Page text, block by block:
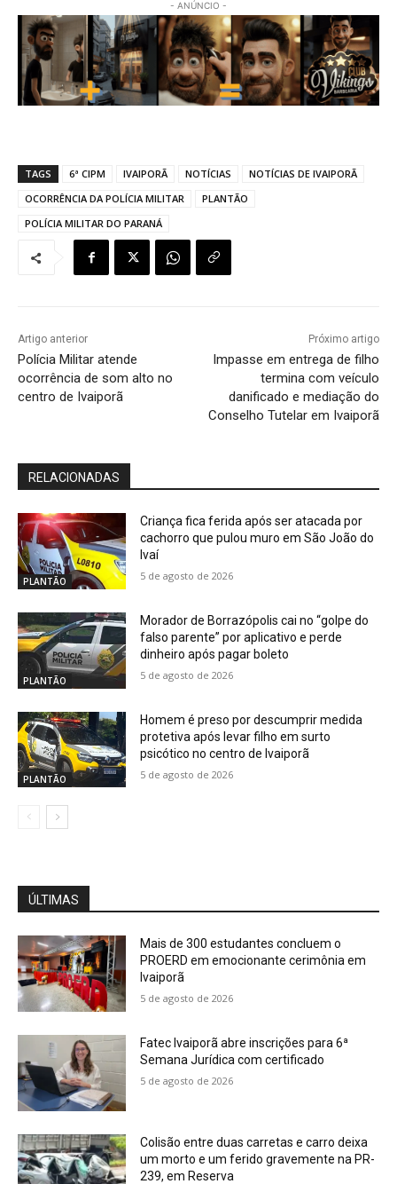
- ANÚNCIO -
TAGS 6ª CIPM IVAIPORÃ NOTÍCIAS
NOTÍCIAS DE IVAIPORÃ
OCORRÊNCIA DA POLÍCIA MILITAR
PLANTÃO
POLÍCIA MILITAR DO PARANÁ
Artigo anterior
Polícia Militar atende
ocorrência de som alto no
centro de Ivaiporã
Próximo artigo
Impasse em entrega de filho
termina com veículo
danificado e mediação do
Conselho Tutelar em Ivaiporã
RELACIONADAS
PLANTÃO
Criança fica ferida após ser atacada por
cachorro que pulou muro em São João do
Ivaí
5 de agosto de 2026
PLANTÃO
Morador de Borrazópolis cai no “golpe do
falso parente” por aplicativo e perde
dinheiro após pagar boleto
5 de agosto de 2026
PLANTÃO
Homem é preso por descumprir medida
protetiva após levar filho em surto
psicótico no centro de Ivaiporã
5 de agosto de 2026
ÚLTIMAS
Mais de 300 estudantes concluem o
PROERD em emocionante cerimônia em
Ivaiporã
5 de agosto de 2026
Fatec Ivaiporã abre inscrições para 6ª
Semana Jurídica com certificado
5 de agosto de 2026
Colisão entre duas carretas e carro deixa
um morto e um ferido gravemente na PR-
239, em Reserva